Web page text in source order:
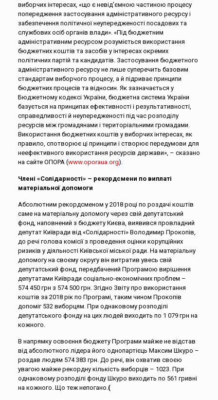
виборчих інтересах, «що є невід’ємною частиною процесу
попередження застосування адміністративного ресурсу і
забезпечення політичної неупередженості посадових та
службових осіб органів влади». «Під бюджетним
адміністративним ресурсом розуміється використання
бюджетних коштів та засобів у інтересах окремих
політичних партій та кандидатів. Застосування бюджетного
адміністративного ресурсу не лише суперечить базовим
стандартам виборчого процесу, а й підриває принципи
бюджетних процесів та відносин. Як зазначається у
Бюджетному кодексі України, бюджетна система України
базується на принципах ефективності і результативності,
справедливості й неупередженості під час розподілу
ресурсів між громадянами і територіальними громадами.
Використання бюджетних коштів у виборчих інтересах, як
правило, спотворює ці принципи і створює передумови для
неефективного використання ресурсів держави», – сказано
на сайте ОПОРА (www.oporaua.org).
Члені «Солідарності» – рекордсмени по виплаті
матеріальної допомоги
Абсолютним рекордсменом у 2018 році по роздачі коштів
саме на матеріальну допомогу через свій депутатський
фонд, наповнений з бюджету Києва, виявився провладний
депутат Київради від «Солідарності» Володимир Прокопів,
до речі голова комісії з проведення оцінки корупційних
ризиків у діяльності Київської міської ради. На матеріальну
допомогу на своєму округу він витратив увесь свій
депутатський фонд, передбачений Програмою вирішення
депутатами Київради соціально-економічних проблем –
574 450 грн з 574 500 грн. Згідно Звіту про використання
коштів за 2018 рік по Програмі, таким чином Прокопів
допоміг 532 виборцям. При однаковому розподілі
депутатського фонду на цих людей виходить по 1 079 грн на
кожного.
В напрямку освоєння бюджету Програми майже не відстав
від абсолютного лідера його однопартієць Максим Шкуро –
роздав людям 574 383 грн. До речі, він охватив своєю
увагою майже рекордну кількість виборців – 1023. При
однаковому розподілі фонду Шкуро виходить по 561 гривні
на кожного. Що теж непогано. (